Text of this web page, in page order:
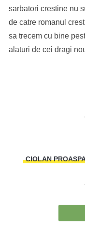
sarbatori crestine nu
de catre romanul
sa trecem cu bine
alaturi de cei dragi
CIOLAN